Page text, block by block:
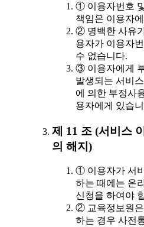
① 이용자번호
책임은 이용자
② 명백한 사유
용자가 이용자
수 없습니다.
③ 이용자에게
발생되는 서비
에 의한 부정사
용자에게 있습
제 11 조 (서비스
의 해지)
① 이용자가 서
하는 때에는 온
신청을 하여야
② 교육정보원
하는 경우 사전